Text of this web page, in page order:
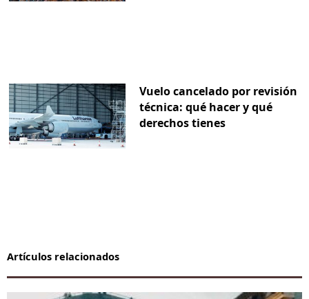
Vuelo cancelado por revisión
técnica: qué hacer y qué
derechos tienes
Artículos relacionados